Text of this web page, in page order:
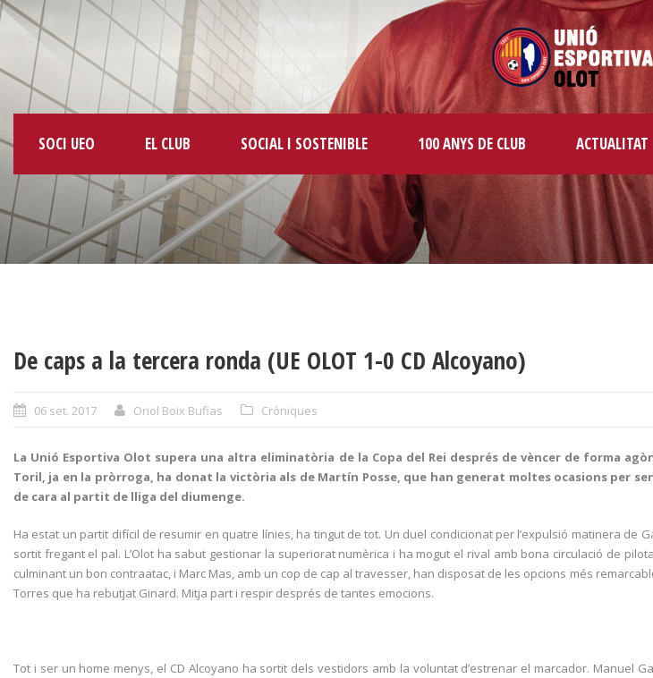
SOCI UEO EL CLUB SOCIAL I SOSTENIBLE 100 ANYS DE CLUB ACTUALITAT
De caps a la tercera ronda (UE OLOT 1-0 CD Alcoyano)
06 set. 2017 Oriol Boix Bufias Cròniques
La Unió Esportiva Olot supera una altra eliminatòria de la Copa del Rei després de vèncer de forma
Toril, ja en la pròrroga, ha donat la victòria als de Martín Posse, que han generat moltes ocasions per
de cara al partit de lliga del diumenge.
Ha estat un partit difícil de resumir en quatre línies, ha tingut de tot. Un duel condicionat per l’expulsió matinera de
sortit fregant el pal. L’Olot ha sabut gestionar la superiorat numèrica i ha mogut el rival amb bona circulació de
culminant un bon contraatac, i Marc Mas, amb un cop de cap al travesser, han disposat de les opcions més
Torres que ha rebutjat Ginard. Mitja part i respir després de tantes emocions.
Tot i ser un home menys, el CD Alcoyano ha sortit dels vestidors amb la voluntat d’estrenar el marcador. Manuel